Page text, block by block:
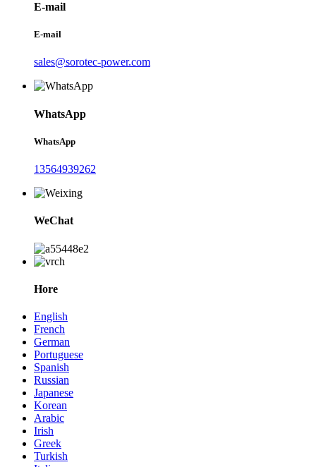
E-mail
E-mail
sales@sorotec-power.com
WhatsApp
WhatsApp
13564939262
WeChat
Hore
English
French
German
Portuguese
Spanish
Russian
Japanese
Korean
Arabic
Irish
Greek
Turkish